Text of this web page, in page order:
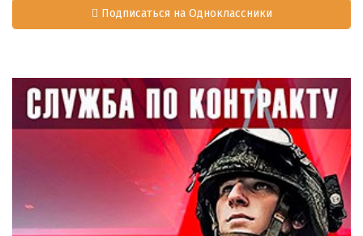
Подписаться на Одноклассники